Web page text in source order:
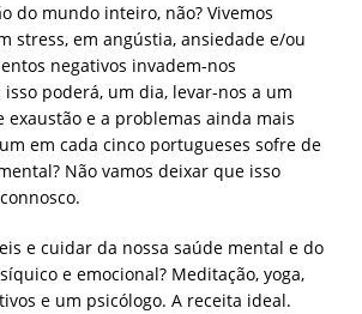
do mundo inteiro, não? Vivemos
stress, em angústia, ansiedade e/ou
negativos invadem-nos
poderá, um dia, levar-nos a um
exaustão e a problemas ainda mais
em cada cinco portugueses sofre de
Não vamos deixar que isso
e cuidar da nossa saúde mental e do
e emocional? Meditação, yoga,
e um psicólogo. A receita ideal.